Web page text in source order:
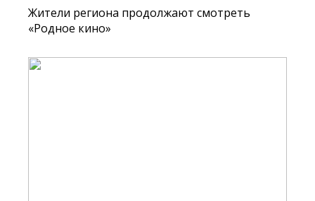
Жители региона продолжают смотреть
«Родное кино»